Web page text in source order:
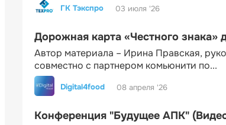
ГК Тэкспро 03 июля '26
Дорожная карта «Честного знака»
Автор материала – Ирина Правская,
совместно с партнером комьюнити по...
Digital4food 08 апреля '26
Конференция "Будущее АПК"